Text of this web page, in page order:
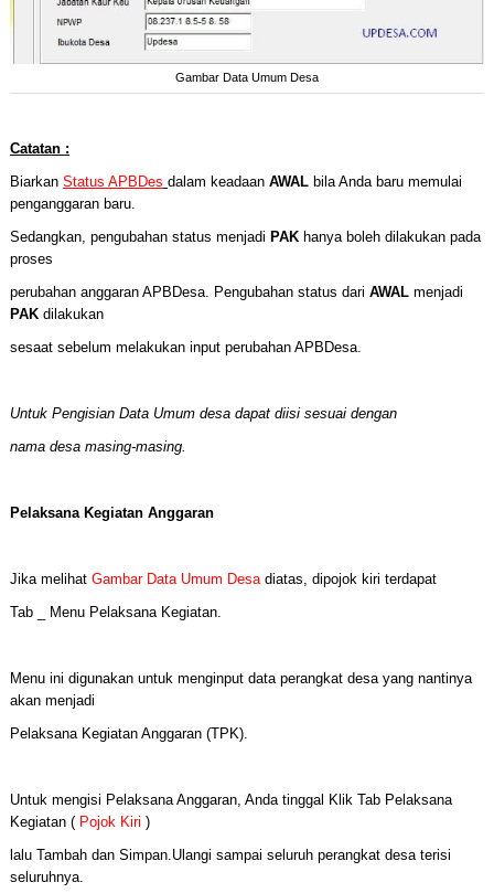
Gambar Data Umum Desa
Catatan :
Biarkan Status APBDes dalam keadaan AWALbila Anda baru memulai
penganggaran baru.
Sedangkan, pengubahan status menjadi PAKhanya boleh dilakukan pada
proses
perubahan anggaran APBDesa. Pengubahan status dari AWALmenjadi
PAKdilakukan
sesaat sebelum melakukan input perubahan APBDesa.
Untuk Pengisian Data Umum desa dapat diisi sesuai dengan
nama desa masing-masing.
Pelaksana Kegiatan Anggaran
Jika melihat Gambar Data Umum Desa diatas, dipojok kiri terdapat
Tab _ Menu Pelaksana Kegiatan.
Menu ini digunakan untuk menginput data perangkat desa yang nantinya
akan menjadi
Pelaksana Kegiatan Anggaran (TPK).
Untuk mengisi Pelaksana Anggaran, Anda tinggal Klik Tab Pelaksana
Kegiatan ( Pojok Kiri )
lalu Tambah dan Simpan.Ulangi sampai seluruh perangkat desa terisi
seluruhnya.